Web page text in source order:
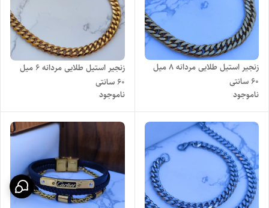
زنجیر استیل طلایی مردانه 8 میل
60 سانتی
ناموجود
زنجیر استیل طلایی مردانه 6 میل
60 سانتی
ناموجود